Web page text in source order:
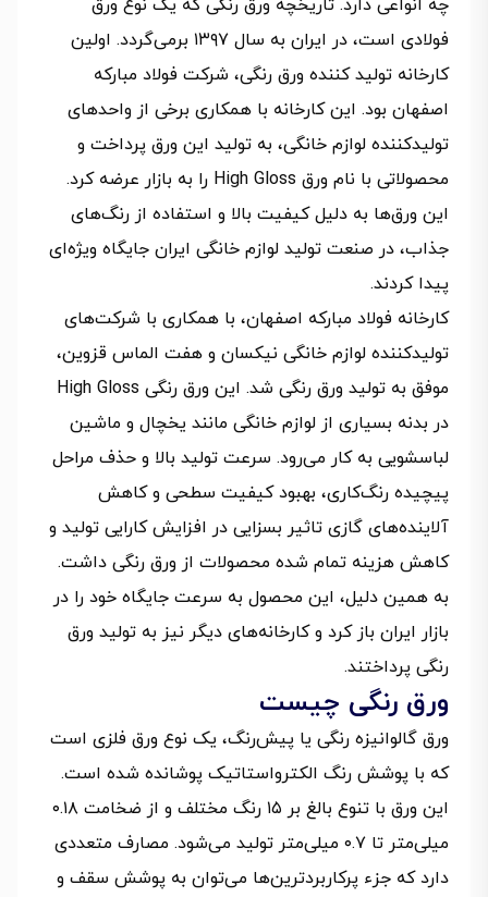
چه انواعی دارد. تاریخچه ورق رنگی که یک نوع ورق
فولادی است، در ایران به سال ۱۳۹۷ برمی‌گردد. اولین
کارخانه تولید کننده ورق رنگی، شرکت فولاد مبارکه
اصفهان بود. این کارخانه با همکاری برخی از واحدهای
تولیدکننده لوازم خانگی، به تولید این ورق پرداخت و
محصولاتی با نام ورق High Gloss را به بازار عرضه کرد.
این ورق‌ها به دلیل کیفیت بالا و استفاده از رنگ‌های
جذاب، در صنعت تولید لوازم خانگی ایران جایگاه ویژه‌ای
پیدا کردند.
کارخانه فولاد مبارکه اصفهان، با همکاری با شرکت‌های
تولیدکننده لوازم خانگی نیکسان و هفت الماس قزوین،
موفق به تولید ورق رنگی شد. این ورق رنگی High Gloss
در بدنه بسیاری از لوازم خانگی مانند یخچال و ماشین
لباسشویی به کار می‌رود. سرعت تولید بالا و حذف مراحل
پیچیده رنگ‌کاری، بهبود کیفیت سطحی و کاهش
آلاینده‌های گازی تاثیر بسزایی در افزایش کارایی تولید و
کاهش هزینه تمام شده محصولات از ورق رنگی داشت.
به همین دلیل، این محصول به سرعت جایگاه خود را در
بازار ایران باز کرد و کارخانه‌های دیگر نیز به تولید ورق
رنگی پرداختند.
ورق رنگی چیست
ورق گالوانیزه رنگی یا پیش‌رنگ، یک نوع ورق فلزی است
که با پوشش رنگ الکترواستاتیک پوشانده شده است.
این ورق با تنوع بالغ بر ۱۵ رنگ مختلف و از ضخامت ۰.۱۸
میلی‌متر تا ۰.۷ میلی‌متر تولید می‌شود. مصارف متعددی
دارد که جزء پرکاربردترین‌ها می‌توان به پوشش سقف و